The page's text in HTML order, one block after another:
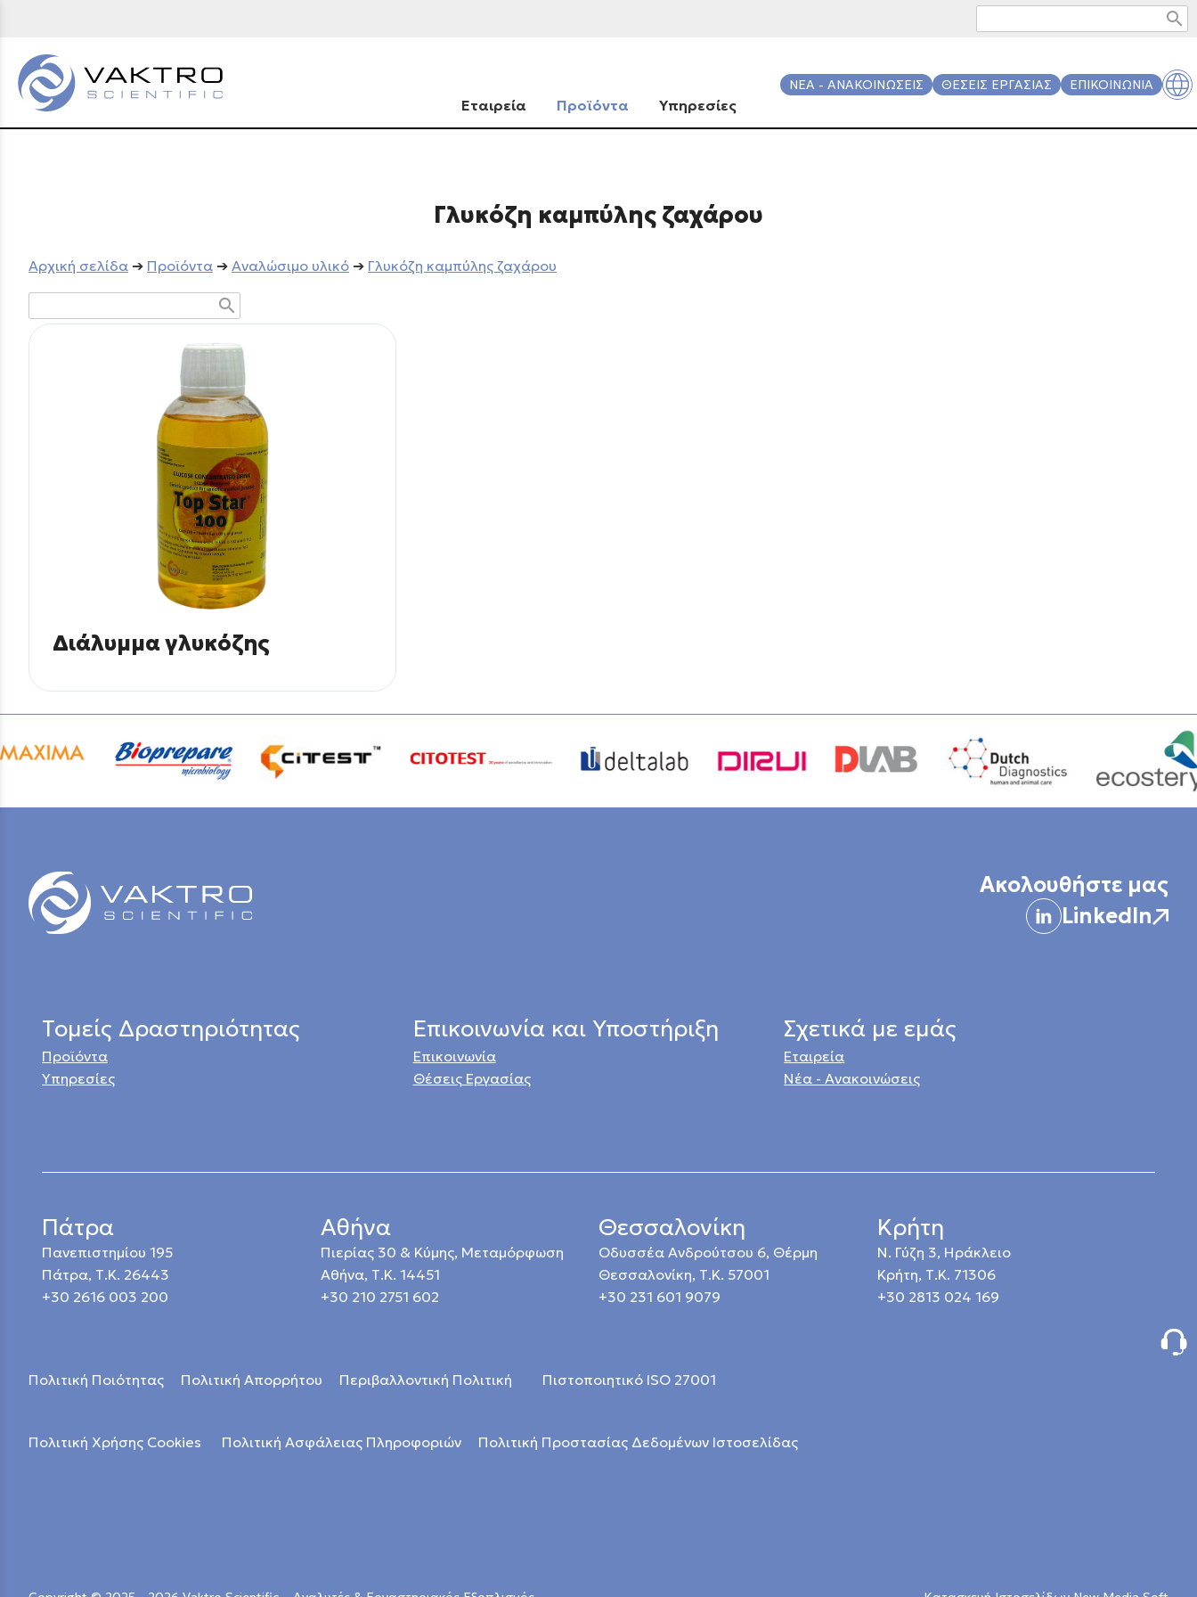
search
ΝΕΑ - ΑΝΑΚΟΙΝΩΣΕΙΣ ΘΕΣΕΙΣ ΕΡΓΑΣΙΑΣ ΕΠΙΚΟΙΝΩΝΙΑ
Εταιρεία Προϊόντα Υπηρεσίες
Γλυκόζη καμπύλης ζαχάρου
Aρχική σελίδα ➔ Προϊόντα ➔ Αναλώσιμο υλικό ➔ Γλυκόζη καμπύλης ζαχάρου
search
Διάλυμμα γλυκόζης
Ακολουθήστε μας
LinkedIn
Τομείς Δραστηριότητας
Προϊόντα
Υπηρεσίες
Επικοινωνία και Υποστήριξη
Επικοινωνία
Θέσεις Εργασίας
Σχετικά με εμάς
Εταιρεία
Νέα - Ανακοινώσεις
Πάτρα
Πανεπιστημίου 195
Πάτρα, Τ.Κ. 26443
+30 2616 003 200
Αθήνα
Πιερίας 30 & Κύμης, Μεταμόρφωση
Αθήνα, Τ.Κ. 14451
+30 210 2751 602
Θεσσαλονίκη
Οδυσσέα Ανδρούτσου 6, Θέρμη
Θεσσαλονίκη, Τ.Κ. 57001
+30 231 601 9079
Κρήτη
Ν. Γύζη 3, Ηράκλειο
Κρήτη, Τ.Κ. 71306
+30 2813 024 169
Πολιτική Ποιότητας Πολιτική Απορρήτου Περιβαλλοντική Πολιτική Πιστοποιητικό ISO 27001
Πολιτική Χρήσης Cookies Πολιτική Ασφάλειας Πληροφοριών Πολιτική Προστασίας Δεδομένων Ιστοσελίδας